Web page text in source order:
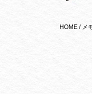
HOME / メ